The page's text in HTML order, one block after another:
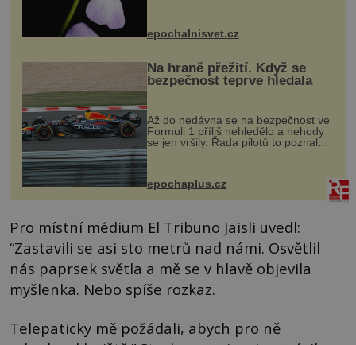
vstupenka...
epochalnisvet.cz
Na hraně přežití. Když se
bezpečnost teprve hledala
Až do nedávna se na bezpečnost ve
Formuli 1 příliš nehledělo a nehody
se jen vršily. Řada pilotů to poznala
na vlastní kůži, často s trvalými
následky nebo bohužel i ztrátou
života. Dnes nepochopiteln...
epochaplus.cz
Pro místní médium El Tribuno Jaisli uvedl:
“Zastavili se asi sto metrů nad námi. Osvětlil
nás paprsek světla a mě se v hlavě objevila
myšlenka. Nebo spíše rozkaz.
Telepaticky mě požádali, abych pro ně